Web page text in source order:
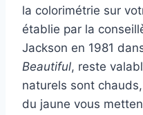
la colorimétrie sur
établie par la
Jackson en 1981
Beautiful, reste
naturels sont
du jaune vous